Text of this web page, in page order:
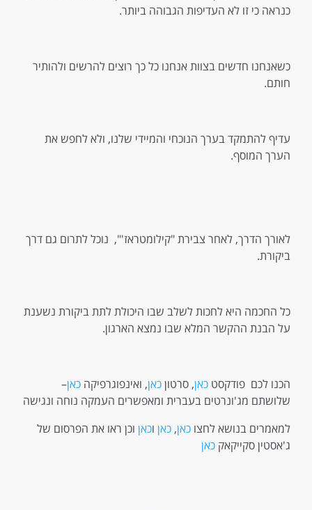
כנראה כי זו לא העדיפות הגבוהה ביותר.
כשאנחנו חדשים בצוות אנחנו כל כך רוצים להרשים ולהותיר
חותם.
עדיף להתמקד בערך הנוכחי והמיידי שלנו, ולא לחפש את
הערך המוסף.
לאורך הדרך, לאחר צבירת "קילומטראז'", נוכל לתרום גם דרך
ביקורת.
כל החכמה היא לחכות לשלב שבו היכולת לתת ביקורת נשענת
על הבנת ההקשר המלא שבו נמצא הארגון.
הכנו לכם פודקסטכאן, סרטוןכאן, ואינפוגרפיקהכאן–
שלושתם מג'ונרטים בעברית ומאפשרים העמקה נוחה ונגישה
למאמרים בנושא לחצוכאן,כאן וכאן וכן ראו את הפרסום של
ג'אסטין סקייקאקכאן